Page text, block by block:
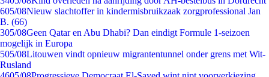
605/08Nieuw slachtoffer in kindermisbruikzaak zorgprofessional Jan
B. (66)
305/08Geen Qatar en Abu Dhabi? Dan eindigt Formule 1-seizoen
mogelijk in Europa
505/08Litouwen vindt opnieuw migrantentunnel onder grens met Wit-
Rusland